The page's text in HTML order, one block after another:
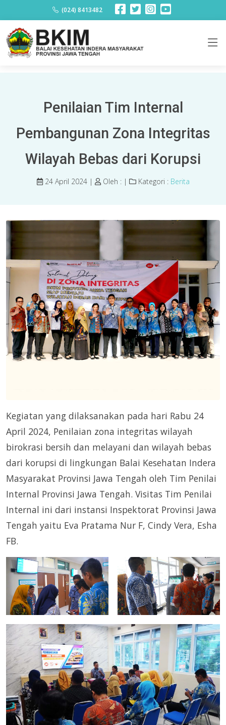
(024) 8413482
Penilaian Tim Internal
Pembangunan Zona Integritas
Wilayah Bebas dari Korupsi
24 April 2024 | Oleh : | Kategori : Berita
Kegiatan yang dilaksanakan pada hari Rabu 24
April 2024, Penilaian zona integritas wilayah
birokrasi bersih dan melayani dan wilayah bebas
dari korupsi di lingkungan Balai Kesehatan Indera
Masyarakat Provinsi Jawa Tengah oleh Tim Penilai
Internal Provinsi Jawa Tengah. Visitas Tim Penilai
Internal ini dari instansi Inspektorat Provinsi Jawa
Tengah yaitu Eva Pratama Nur F, Cindy Vera, Esha
FB.